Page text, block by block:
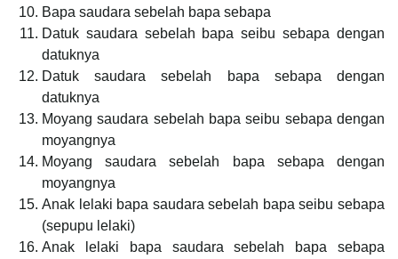
Bapa saudara sebelah bapa sebapa
Datuk saudara sebelah bapa seibu sebapa dengan
datuknya
Datuk saudara sebelah bapa sebapa dengan
datuknya
Moyang saudara sebelah bapa seibu sebapa dengan
moyangnya
Moyang saudara sebelah bapa sebapa dengan
moyangnya
Anak lelaki bapa saudara sebelah bapa seibu sebapa
(sepupu lelaki)
Anak lelaki bapa saudara sebelah bapa sebapa